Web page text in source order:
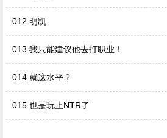
012 明凯
013 我只能建议他去打职业！
014 就这水平？
015 也是玩上NTR了